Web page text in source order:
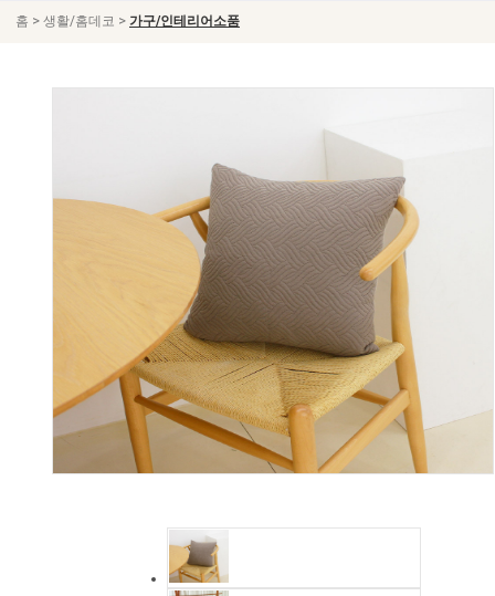
홈 > 생활/홈데코 > 가구/인테리어소품